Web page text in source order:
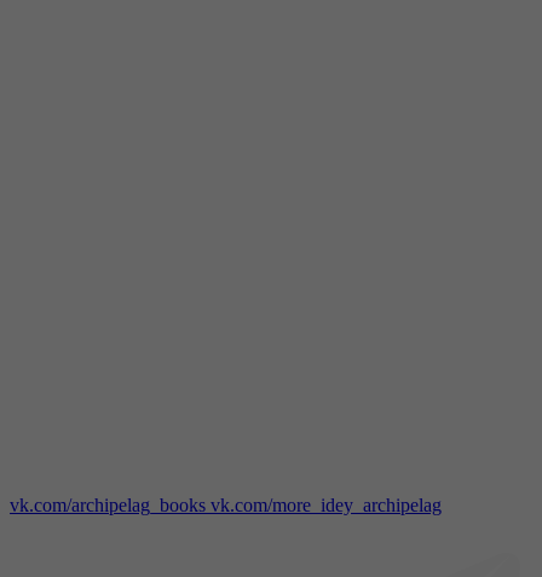
vk.com/archipelag_books vk.com/more_idey_archipelag